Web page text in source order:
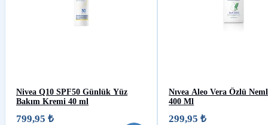
Nivea Q10 SPF50 Günlük Yüz
Bakım Kremi 40 ml
799,95 ₺
Nıvea Aleo Vera Özlü
400 Ml
299,95 ₺